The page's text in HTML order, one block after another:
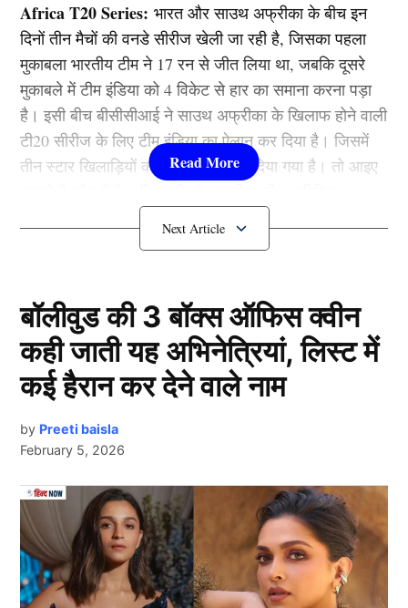
Africa T20 Series:भारत और साउथ अफ्रीका के बीच इन
दिनों तीन मैचों की वनडे सीरीज खेली जा रही है, जिसका पहला
मुकाबला भारतीय टीम ने 17 रन से जीत लिया था, जबकि दूसरे
मुकाबले में टीम इंडिया को 4 विकेट से हार का समाना करना पड़ा
है। इसी बीच बीसीसीआई ने साउथ अफ्रीका के खिलाफ होने वाली
टी20 सीरीज के लिए टीम इंडिया का ऐलान कर दिया है। जिसमें
तीन स्टार खिलाड़ियों को नजरअंदाज कर दिया गया है। तो आइए
T20 Series) खेलने के हकदार थे, लेकिन इसके बावजूद हेड कोच
गौतम गंभीर ने उन्हें नजअंदाज कर दिया है।
Africa T20 Series में खेलने के हकदार
थे ये 3 खिलाड़ी
Africa T20 Series
Next Article
बॉलीवुड की 3 बॉक्स ऑफिस क्वीन
कही जाती यह अभिनेत्रियां, लिस्ट में
कई हैरान कर देने वाले नाम
by Preeti baisla
February 5, 2026